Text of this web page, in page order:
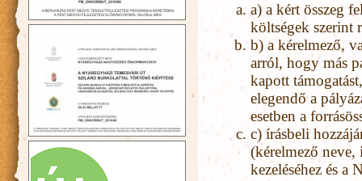
a) a kért összeg
költségek szerint
b) a kérelmező,
arról, hogy más
kapott
elegendő a
esetben a
c) írásbeli
(kérelmező neve,
kezeléséhez és a